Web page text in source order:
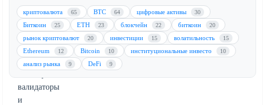
обновление
вызвало
дискуссии
в
сообществе:
валидаторы
и
криптовалюта 65 BTC 64 цифровые активы 30
Биткоин 25 ETH 23 блокчейн 22 биткоин 20
рынок криптовалют 20 инвестиции 15 волатильность 15
Ethereum 12 Bitcoin 10 институциональные инвесто 10
анализ рынка 9 DeFi 9